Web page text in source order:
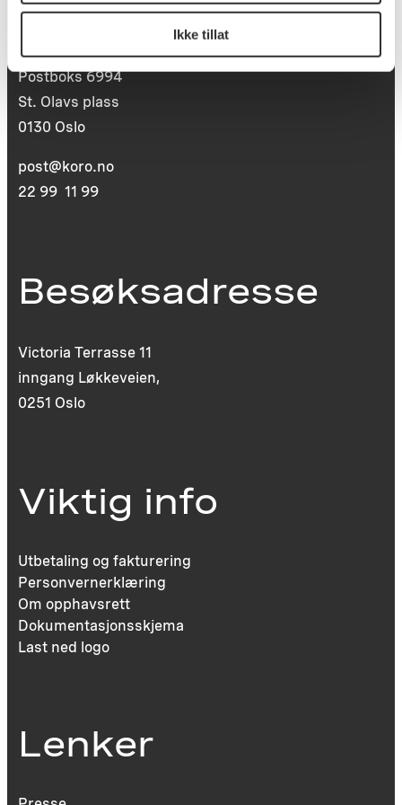
Ikke tillat
Postadresse
Postboks 6994
St. Olavs plass
0130 Oslo
post@koro.no
22 99 11 99
Besøksadresse
Victoria Terrasse 11
inngang Løkkeveien,
0251 Oslo
Viktig info
Utbetaling og fakturering
Personvernerklæring
Om opphavsrett
Dokumentasjonsskjema
Last ned logo
Lenker